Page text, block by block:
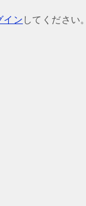
イン してください。